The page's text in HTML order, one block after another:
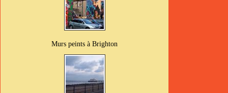
Murs peints à Brighton